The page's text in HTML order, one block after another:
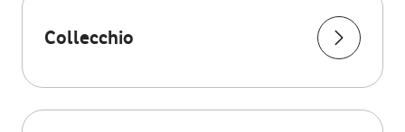
Collecchio